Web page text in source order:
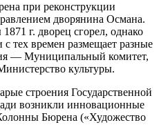
при реконструкции
дворянина Османа.
г. дворец сгорел, однако
тех времен размещает разные
— Муниципальный комитет,
культуры.
строения Государственной
возникли инновационные
Бюрена («Художество